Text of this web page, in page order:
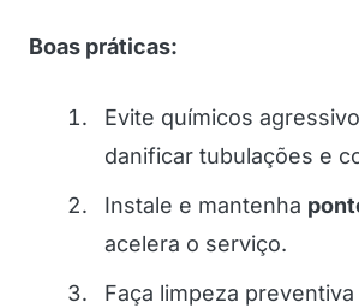
Boas práticas:
Evite químicos
danificar tubulações e
Instale e mantenha
acelera o serviço.
Faça limpeza preventiva